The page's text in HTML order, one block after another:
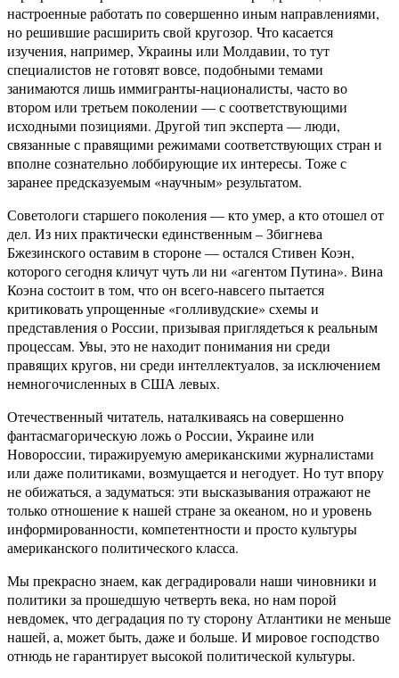
настроенные работать по совершенно иным направлениями,
но решившие расширить свой кругозор. Что касается
изучения, например, Украины или Молдавии, то тут
специалистов не готовят вовсе, подобными темами
занимаются лишь иммигранты-националисты, часто во
втором или третьем поколении — с соответствующими
исходными позициями. Другой тип эксперта — люди,
связанные с правящими режимами соответствующих стран и
вполне сознательно лоббирующие их интересы. Тоже с
заранее предсказуемым «научным» результатом.
Советологи старшего поколения — кто умер, а кто отошел от
дел. Из них практически единственным – Збигнева
Бжезинского оставим в стороне — остался Стивен Коэн,
которого сегодня кличут чуть ли ни «агентом Путина». Вина
Коэна состоит в том, что он всего-навсего пытается
критиковать упрощенные «голливудские» схемы и
представления о России, призывая приглядеться к реальным
процессам. Увы, это не находит понимания ни среди
правящих кругов, ни среди интеллектуалов, за исключением
немногочисленных в США левых.
Отечественный читатель, наталкиваясь на совершенно
фантасмагорическую ложь о России, Украине или
Новороссии, тиражируемую американскими журналистами
или даже политиками, возмущается и негодует. Но тут впору
не обижаться, а задуматься: эти высказывания отражают не
только отношение к нашей стране за океаном, но и уровень
информированности, компетентности и просто культуры
американского политического класса.
Мы прекрасно знаем, как деградировали наши чиновники и
политики за прошедшую четверть века, но нам порой
невдомек, что деградация по ту сторону Атлантики не меньше
нашей, а, может быть, даже и больше. И мировое господство
отнюдь не гарантирует высокой политической культуры.